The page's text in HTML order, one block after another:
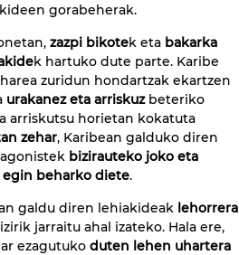
gorabeherak.
zazpi bikotek eta bakarka
k hartuko dute parte. Karibe
zuridun hondartzak ekartzen
urakanez eta arriskuzbeteriko
arriskutsu horietan kokatuta
zehar, Karibean galduko diren
bizirauteko joko eta
beharko diete.
galdu diren lehiakideak lehorrera
jarraitu ahal izateko. Hala ere,
ezagutuko duten lehen uhartera